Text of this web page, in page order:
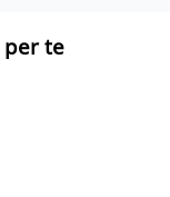
per te